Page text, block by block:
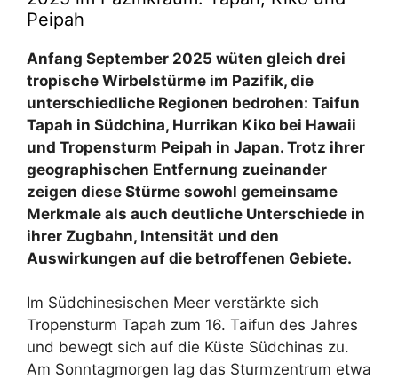
Peipah
Anfang September 2025 wüten gleich drei
tropische Wirbelstürme im Pazifik, die
unterschiedliche Regionen bedrohen: Taifun
Tapah in Südchina, Hurrikan Kiko bei Hawaii
und Tropensturm Peipah in Japan. Trotz ihrer
geographischen Entfernung zueinander
zeigen diese Stürme sowohl gemeinsame
Merkmale als auch deutliche Unterschiede in
ihrer Zugbahn, Intensität und den
Auswirkungen auf die betroffenen Gebiete.
Im Südchinesischen Meer verstärkte sich
Tropensturm Tapah zum 16. Taifun des Jahres
und bewegt sich auf die Küste Südchinas zu.
Am Sonntagmorgen lag das Sturmzentrum etwa